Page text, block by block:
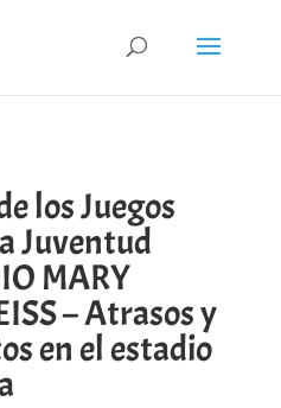
los Juegos
Juventud
MARY
– Atrasos y
en el estadio